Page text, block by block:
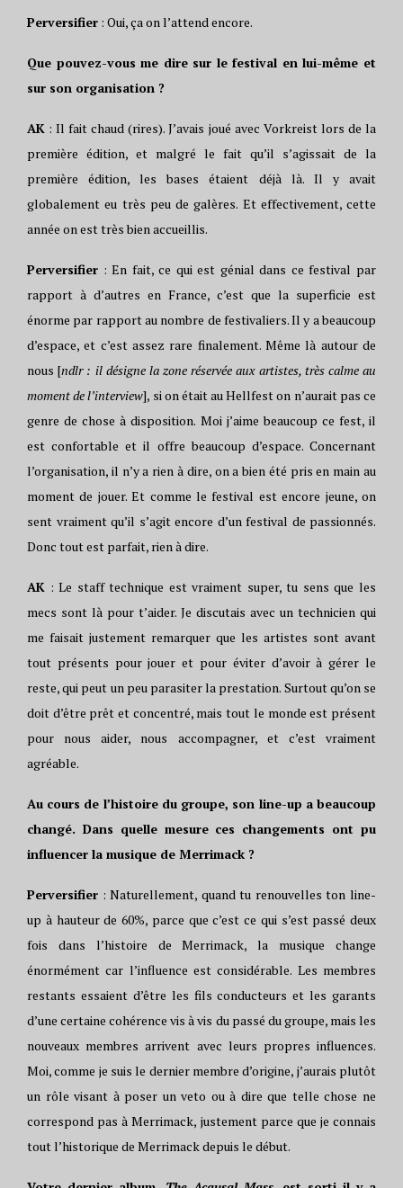
Perversifier : Oui, ça on l’attend encore.
Que pouvez-vous me dire sur le festival en lui-même et
sur son organisation ?
AK : Il fait chaud (rires). J’avais joué avec Vorkreist lors de la
première édition, et malgré le fait qu’il s’agissait de la
première édition, les bases étaient déjà là. Il y avait
globalement eu très peu de galères. Et effectivement, cette
année on est très bien accueillis.
Perversifier : En fait, ce qui est génial dans ce festival par
rapport à d’autres en France, c’est que la superficie est
énorme par rapport au nombre de festivaliers. Il y a beaucoup
d’espace, et c’est assez rare finalement. Même là autour de
nous [ndlr : il désigne la zone réservée aux artistes, très calme au
moment de l’interview], si on était au Hellfest on n’aurait pas ce
genre de chose à disposition. Moi j’aime beaucoup ce fest, il
est confortable et il offre beaucoup d’espace. Concernant
l’organisation, il n’y a rien à dire, on a bien été pris en main au
moment de jouer. Et comme le festival est encore jeune, on
sent vraiment qu’il s’agit encore d’un festival de passionnés.
Donc tout est parfait, rien à dire.
AK : Le staff technique est vraiment super, tu sens que les
mecs sont là pour t’aider. Je discutais avec un technicien qui
me faisait justement remarquer que les artistes sont avant
tout présents pour jouer et pour éviter d’avoir à gérer le
reste, qui peut un peu parasiter la prestation. Surtout qu’on se
doit d’être prêt et concentré, mais tout le monde est présent
pour nous aider, nous accompagner, et c’est vraiment
agréable.
Au cours de l’histoire du groupe, son line-up a beaucoup
changé. Dans quelle mesure ces changements ont pu
influencer la musique de Merrimack ?
Perversifier : Naturellement, quand tu renouvelles ton line-
up à hauteur de 60%, parce que c’est ce qui s’est passé deux
fois dans l’histoire de Merrimack, la musique change
énormément car l’influence est considérable. Les membres
restants essaient d’être les fils conducteurs et les garants
d’une certaine cohérence vis à vis du passé du groupe, mais les
nouveaux membres arrivent avec leurs propres influences.
Moi, comme je suis le dernier membre d’origine, j’aurais plutôt
un rôle visant à poser un veto ou à dire que telle chose ne
correspond pas à Merrimack, justement parce que je connais
tout l’historique de Merrimack depuis le début.